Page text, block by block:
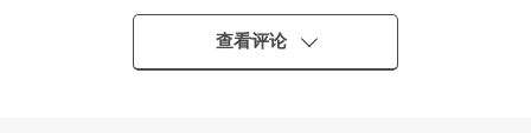
▼建筑物的特徴
・能尽情享受蜷曲者如果的3份的停车位
・长期卓越性住宅取得
查看评论